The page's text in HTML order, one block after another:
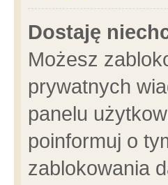
Dostaję
Możesz
prywatnych
panelu
poinformuj o
zablokowania